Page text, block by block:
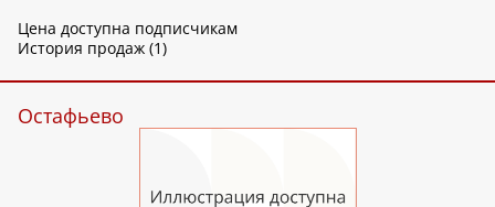
Цена доступна подписчикам
История продаж (1)
Остафьево